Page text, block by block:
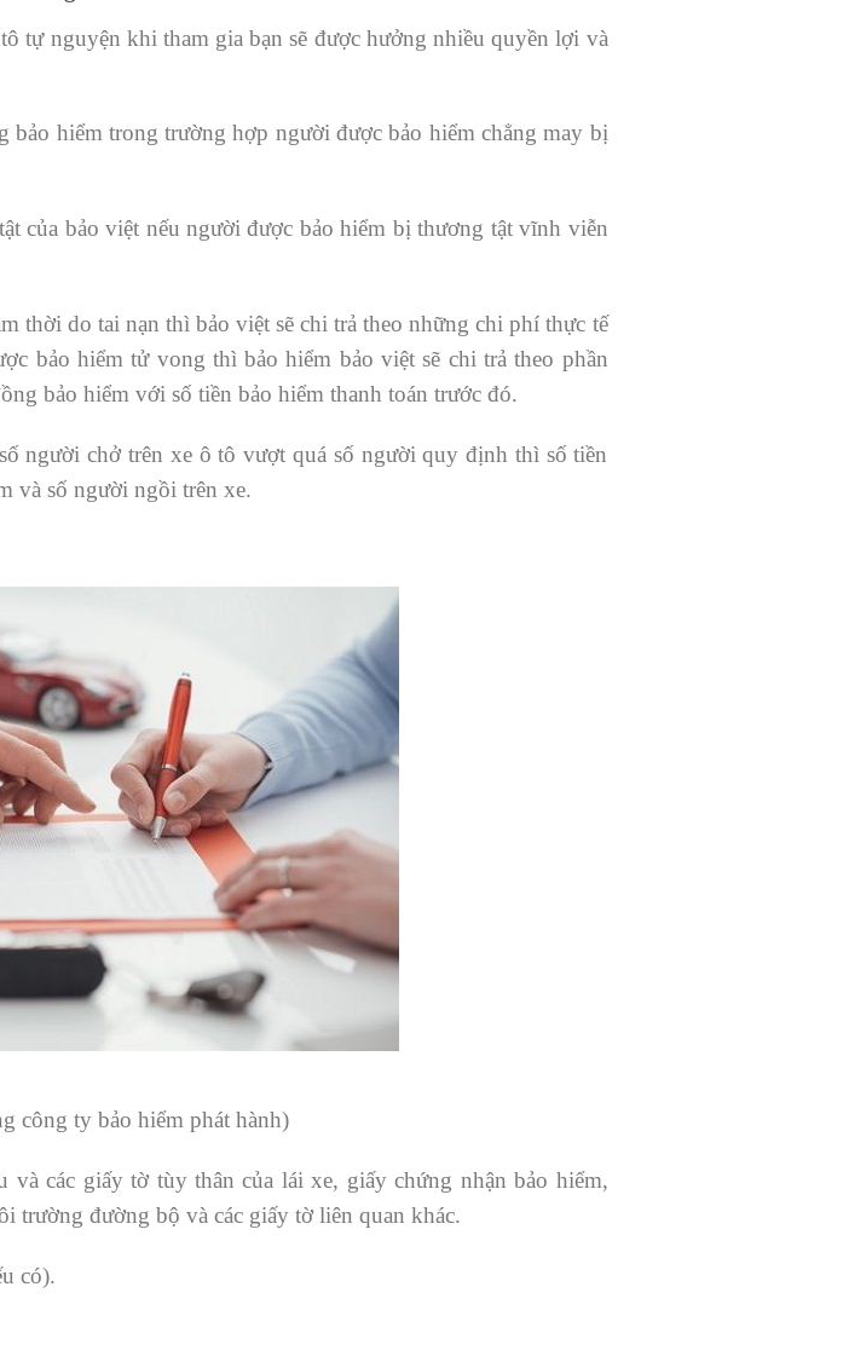
tự nguyện khi tham gia bạn sẽ được hưởng nhiều quyền lợi và
bảo hiểm trong trường hợp người được bảo hiểm chẳng may bị
của bảo việt nếu người được bảo hiểm bị thương tật vĩnh viễn
thời do tai nạn thì bảo việt sẽ chi trả theo những chi phí thực tế
bảo hiểm tử vong thì bảo hiểm bảo việt sẽ chi trả theo phần
bảo hiểm với số tiền bảo hiểm thanh toán trước đó.
người chở trên xe ô tô vượt quá số người quy định thì số tiền
và số người ngồi trên xe.
công ty bảo hiểm phát hành)
các giấy tờ tùy thân của lái xe, giấy chứng nhận bảo hiểm,
trường đường bộ và các giấy tờ liên quan khác.
có).